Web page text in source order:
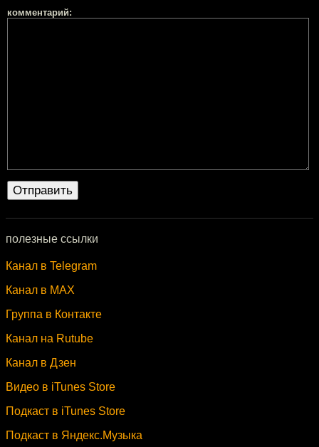
комментарий:
полезные ссылки
Канал в Telegram
Канал в MAX
Группа в Контакте
Канал на Rutube
Канал в Дзен
Видео в iTunes Store
Подкаст в iTunes Store
Подкаст в Яндекс.Музыка